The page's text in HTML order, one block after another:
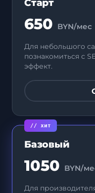
Старт
650 BYN/мес
Для небольшого
познакомиться с
эффект.
Базовый
1050 BYN/
Для